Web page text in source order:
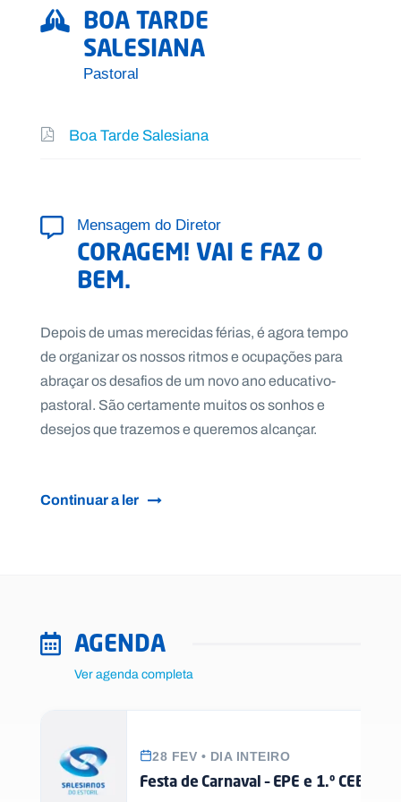
BOA TARDE
SALESIANA
Pastoral
Boa Tarde Salesiana
Mensagem do Diretor
CORAGEM! VAI E FAZ O
BEM.
Depois de umas merecidas férias, é agora tempo
de organizar os nossos ritmos e ocupações para
abraçar os desafios de um novo ano educativo-
pastoral. São certamente muitos os sonhos e
desejos que trazemos e queremos alcançar.
Continuar a ler
AGENDA
Ver agenda completa
28 FEV • DIA INTEIRO
Festa de Carnaval – EPE e 1.º CEB